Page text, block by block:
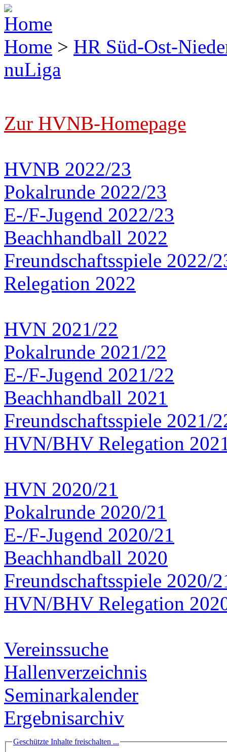
Home > HR Süd-Ost-
nuLiga
Zur HVNB-Homepage
HVNB 2022/23
Pokalrunde 2022/23
E-/F-Jugend 2022/23
Beachhandball 2022
Freundschaftsspiele 2022/
Relegation 2022
HVN 2021/22
Pokalrunde 2021/22
E-/F-Jugend 2021/22
Beachhandball 2021
Freundschaftsspiele 2021/
HVN/BHV Relegation
HVN 2020/21
Pokalrunde 2020/21
E-/F-Jugend 2020/21
Beachhandball 2020
Freundschaftsspiele 2020/
HVN/BHV Relegation
Vereinssuche
Hallenverzeichnis
Seminarkalender
Ergebnisarchiv
Geschützte Inhalte freischalten ...